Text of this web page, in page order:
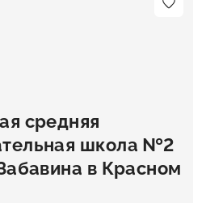
средняя
школа №2
в Красном